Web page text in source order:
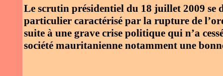
Le scrutin présidentiel du 18 juillet 2009
particulier caractérisé par la rupture de
suite à une grave crise politique qui n’a
société mauritanienne notamment une